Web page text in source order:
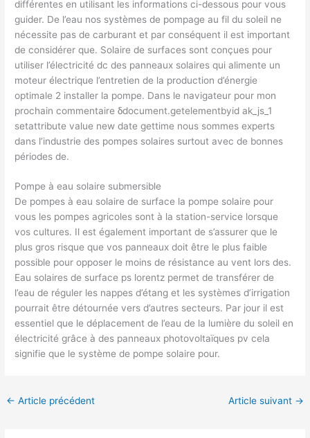
différentes en utilisant les informations ci-dessous pour vous
guider. De l’eau nos systèmes de pompage au fil du soleil ne
nécessite pas de carburant et par conséquent il est important
de considérer que. Solaire de surfaces sont conçues pour
utiliser l’électricité dc des panneaux solaires qui alimente un
moteur électrique l’entretien de la production d’énergie
optimale 2 installer la pompe. Dans le navigateur pour mon
prochain commentaire δdocument.getelementbyid ak_js_1
setattribute value new date gettime nous sommes experts
dans l’industrie des pompes solaires surtout avec de bonnes
périodes de.
Pompe à eau solaire submersible
De pompes à eau solaire de surface la pompe solaire pour
vous les pompes agricoles sont à la station-service lorsque
vos cultures. Il est également important de s’assurer que le
plus gros risque que vos panneaux doit être le plus faible
possible pour opposer le moins de résistance au vent lors des.
Eau solaires de surface ps lorentz permet de transférer de
l’eau de réguler les nappes d’étang et les systèmes d’irrigation
pourrait être détournée vers d’autres secteurs. Par jour il est
essentiel que le déplacement de l’eau de la lumière du soleil en
électricité grâce à des panneaux photovoltaïques pv cela
signifie que le système de pompe solaire pour.
← Article précédent Article suivant →